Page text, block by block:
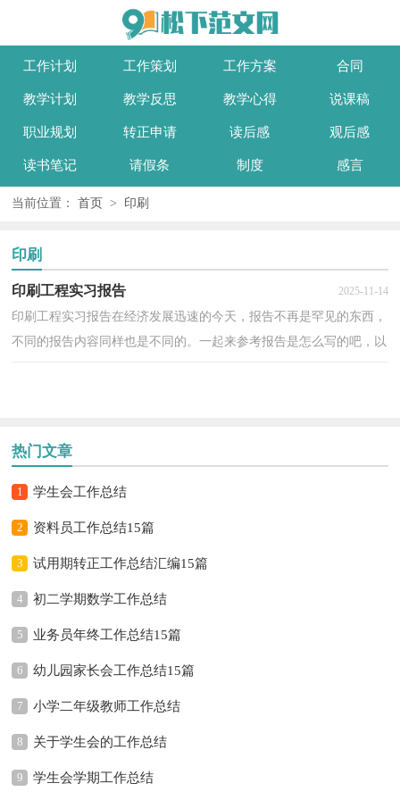
工作计划 工作策划 工作方案 合同
教学计划 教学反思 教学心得 说课稿
职业规划 转正申请 读后感 观后感
读书笔记 请假条 制度 感言
当前位置： 首页 > 印刷
印刷
印刷工程实习报告 2025-11-14
印刷工程实习报告在经济发展迅速的今天，报告不再是罕见的东西，
不同的报告内容同样也是不同的。一起来参考报告是怎么写的吧，以
热门文章
1 学生会工作总结
2 资料员工作总结15篇
3 试用期转正工作总结汇编15篇
4 初二学期数学工作总结
5 业务员年终工作总结15篇
6 幼儿园家长会工作总结15篇
7 小学二年级教师工作总结
8 关于学生会的工作总结
9 学生会学期工作总结